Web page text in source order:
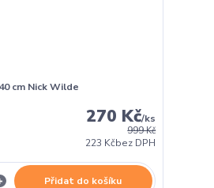
cm Nick Wilde
999 Kč
270 Kč/ks
223 Kčbez DPH
Přidat do košíku